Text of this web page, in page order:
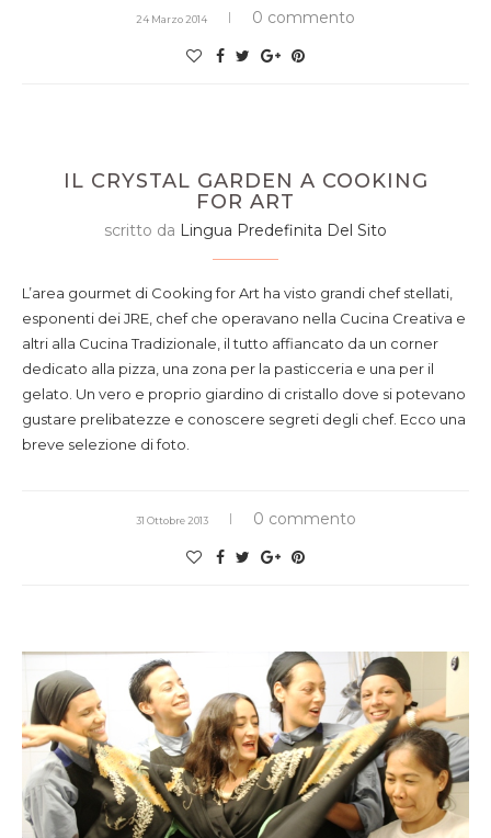
24 Marzo 2014 0 commento
IL CRYSTAL GARDEN A COOKING
FOR ART
scritto da Lingua Predefinita Del Sito
L’area gourmet di Cooking for Art ha visto grandi chef stellati,
esponenti dei JRE, chef che operavano nella Cucina Creativa e
altri alla Cucina Tradizionale, il tutto affiancato da un corner
dedicato alla pizza, una zona per la pasticceria e una per il
gelato. Un vero e proprio giardino di cristallo dove si potevano
gustare prelibatezze e conoscere segreti degli chef. Ecco una
breve selezione di foto.
31 Ottobre 2013 0 commento